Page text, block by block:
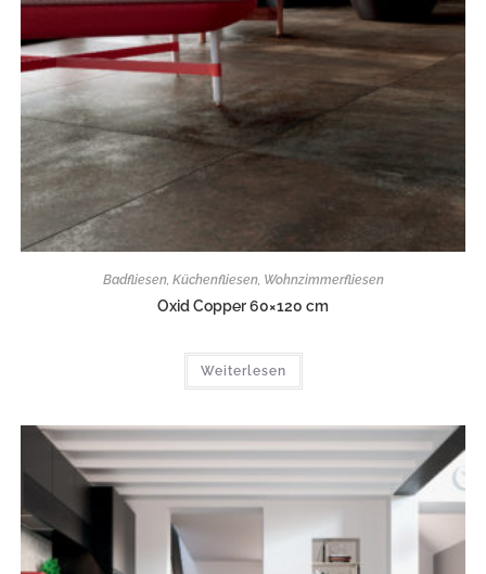
Badfliesen, Küchenfliesen, Wohnzimmerfliesen
Oxid Copper 60×120 cm
Weiterlesen